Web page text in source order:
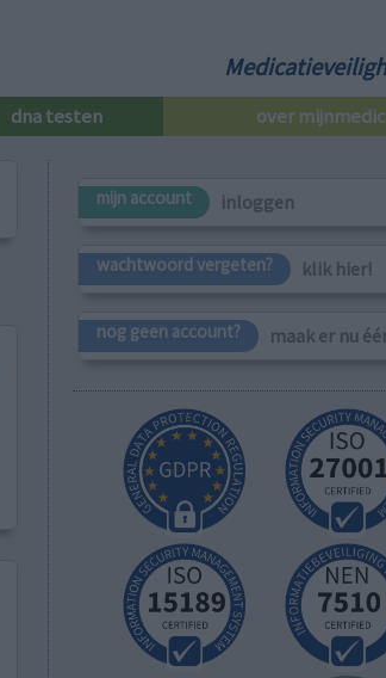
dna testen over
mijn account inloggen
wachtwoord vergeten? klik hier!
nog geen account? maak er nu